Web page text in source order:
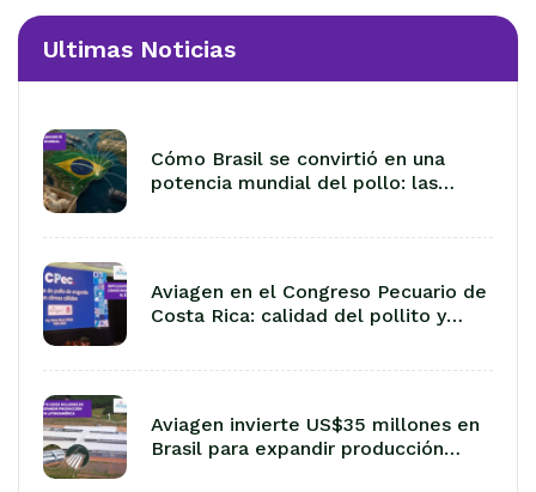
Ultimas Noticias
Cómo Brasil se convirtió en una
potencia mundial del pollo: las
Aviagen en el Congreso Pecuario de
Costa Rica: calidad del pollito y
Aviagen invierte US$35 millones en
Brasil para expandir producción